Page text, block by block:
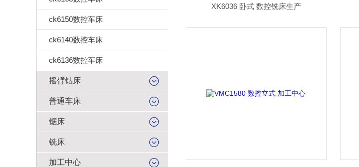
ck6150数控车床
ck6140数控车床
ck6136数控车床
摇臂钻床
普通车床
锯床
铣床
加工中心
XK6036 卧式 数控铣床生产